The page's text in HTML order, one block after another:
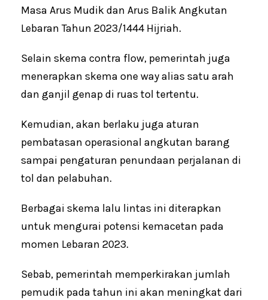
Masa Arus Mudik dan Arus Balik Angkutan
Lebaran Tahun 2023/1444 Hijriah.
Selain skema contra flow, pemerintah juga
menerapkan skema one way alias satu arah
dan ganjil genap di ruas tol tertentu.
Kemudian, akan berlaku juga aturan
pembatasan operasional angkutan barang
sampai pengaturan penundaan perjalanan di
tol dan pelabuhan.
Berbagai skema lalu lintas ini diterapkan
untuk mengurai potensi kemacetan pada
momen Lebaran 2023.
Sebab, pemerintah memperkirakan jumlah
pemudik pada tahun ini akan meningkat dari